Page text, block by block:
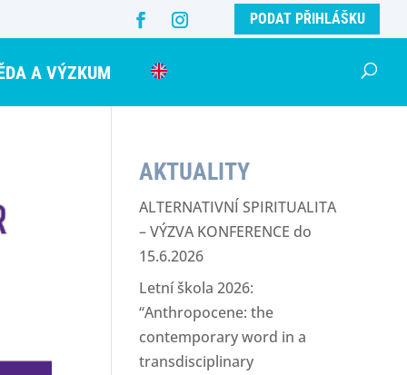
PODAT PŘIHLÁŠKU
A VÝZKUM
AKTUALITY
ALTERNATIVNÍ SPIRITUALITA
– VÝZVA KONFERENCE do
15.6.2026
Letní škola 2026:
“Anthropocene: the
contemporary word in a
transdisciplinary